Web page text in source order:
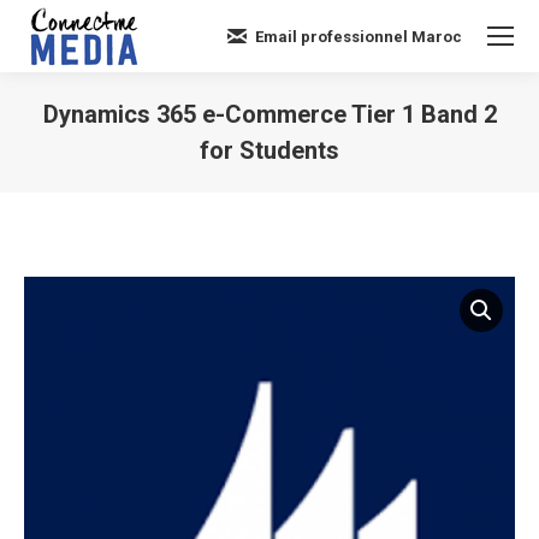
Email professionnel Maroc
Dynamics 365 e-Commerce Tier 1 Band 2
for Students